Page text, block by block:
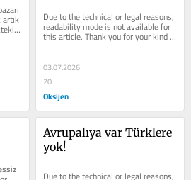
Due to the technical or legal reasons,
readability mode is not available for
this article. Thank you for your kind
03.07.2026
20
Oksijen
Avrupalıya var Türklere
yok!
Due to the technical or legal reasons,